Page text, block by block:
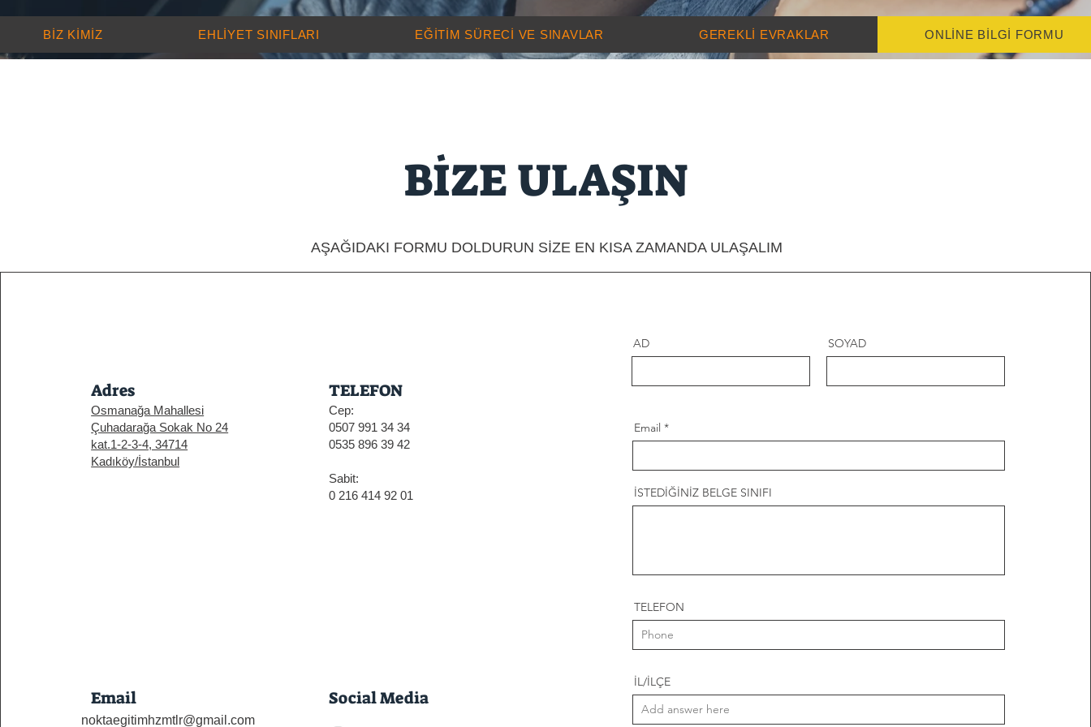
BİZ KİMİZ EHLİYET SINIFLARI EĞİTİM SÜRECİ VE SINAVLAR GEREKLİ EVRAKLAR ONLİNE BİLGİ FORMU
BİZE ULAŞIN
AŞAĞIDAKI FORMU DOLDURUN SİZE EN KISA ZAMANDA ULAŞALIM
Adres
Osmanağa Mahallesi
Çuhadarağa Sokak No 24
kat.1-2-3-4, 34714
Kadıköy/İstanbul
TELEFON
Cep:
0507 991 34 34
0535 896 39 42
Sabit:
0 216 414 92 01
Email
noktaegitimhzmtlr@gmail.com
Social Media
AD SOYAD
Email
İSTEDİĞİNİZ BELGE SINIFI
TELEFON
İL/İLÇE